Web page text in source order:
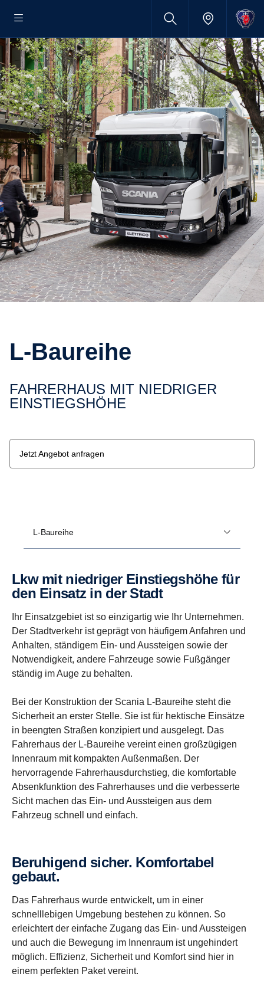
L-​Baureihe
FAHRER­HAUS MIT NIEDRIGER
EINSTIEGS­HÖHE
Jetzt Angebot anfragen
L-Baureihe
Lkw mit niedriger Einstiegs­höhe für
den Einsatz in der Stadt
Ihr Einsatzgebiet ist so einzigartig wie Ihr Unternehmen.
Der Stadtverkehr ist geprägt von häufigem Anfahren und
Anhalten, ständigem Ein- und Aussteigen sowie der
Notwendigkeit, andere Fahrzeuge sowie Fußgänger
ständig im Auge zu behalten.
Bei der Konstruktion der Scania L-Baureihe steht die
Sicherheit an erster Stelle. Sie ist für hektische Einsätze
in beengten Straßen konzipiert und ausgelegt. Das
Fahrerhaus der L-Baureihe vereint einen großzügigen
Innenraum mit kompakten Außenmaßen. Der
hervorragende Fahrerhausdurchstieg, die komfortable
Absenkfunktion des Fahrerhauses und die verbesserte
Sicht machen das Ein- und Aussteigen aus dem
Fahrzeug schnell und einfach.
Beruhi­gend sicher. Komfor­tabel
gebaut.
Das Fahrerhaus wurde entwickelt, um in einer
schnelllebigen Umgebung bestehen zu können. So
erleichtert der einfache Zugang das Ein- und Aussteigen
und auch die Bewegung im Innenraum ist ungehindert
möglich. Effizienz, Sicherheit und Komfort sind hier in
einem perfekten Paket vereint.